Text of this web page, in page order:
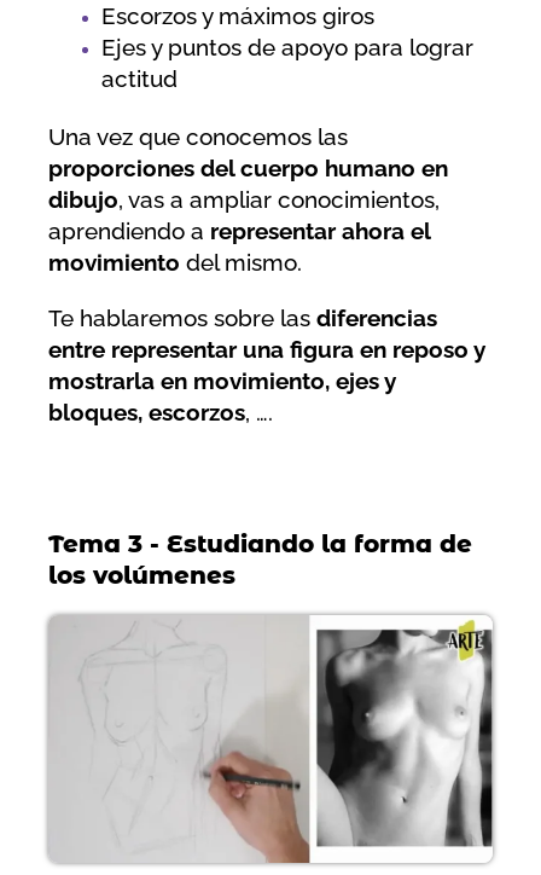
Escorzos y máximos giros
Ejes y puntos de apoyo para lograr
actitud
Una vez que conocemos las
proporciones del cuerpo humano en
dibujo, vas a ampliar conocimientos,
aprendiendo a representar ahora el
movimiento del mismo.
Te hablaremos sobre las diferencias
entre representar una figura en reposo y
mostrarla en movimiento, ejes y
bloques, escorzos, ….
Tema 3 - Estudiando la forma de
los volúmenes